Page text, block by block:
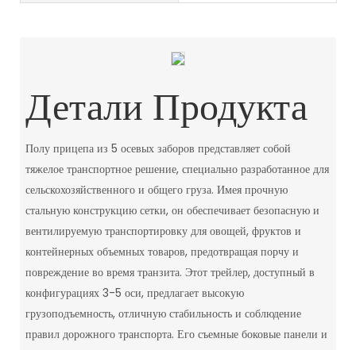
Детали Продукта
Полу прицепа из 5 осевых заборов представляет собой
тяжелое транспортное решение, специально разработанное для
сельскохозяйственного и общего груза. Имея прочную
стальную конструкцию сетки, он обеспечивает безопасную и
вентилируемую транспортировку для овощей, фруктов и
контейнерных объемных товаров, предотвращая порчу и
повреждение во время транзита. Этот трейлер, доступный в
конфигурациях 3-5 оси, предлагает высокую
грузоподъемность, отличную стабильность и соблюдение
правил дорожного транспорта. Его съемные боковые панели и